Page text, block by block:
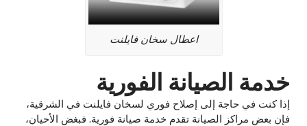
اعطال سخان فايلنت
خدمة الصيانة الفورية
إذا كنت في حاجة إلى إصلاح فوري لسخان فايلنت في الشرقية،
فإن بعض مراكز الصيانة تقدم خدمة صيانة فورية. فبغض الأحيان،